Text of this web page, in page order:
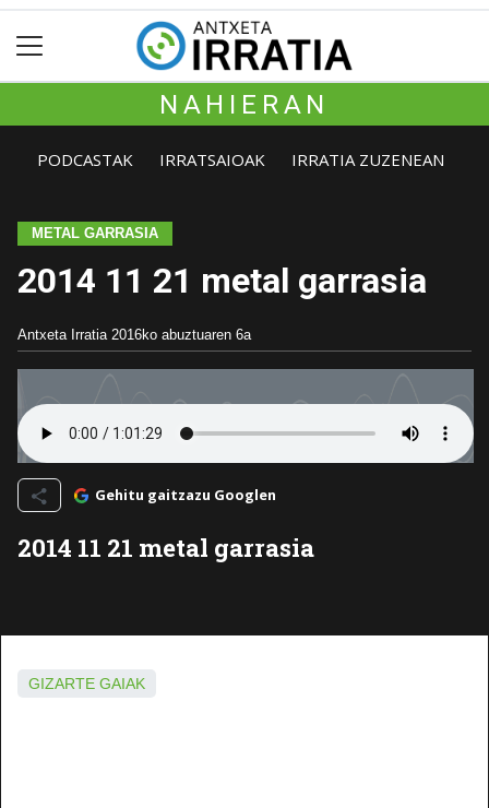
NAHIERAN
PODCASTAK IRRATSAIOAK IRRATIA ZUZENEAN
METAL GARRASIA
2014 11 21 metal garrasia
Antxeta Irratia 2016ko abuztuaren 6a
Gehitu gaitzazu Googlen
2014 11 21 metal garrasia
GIZARTE GAIAK